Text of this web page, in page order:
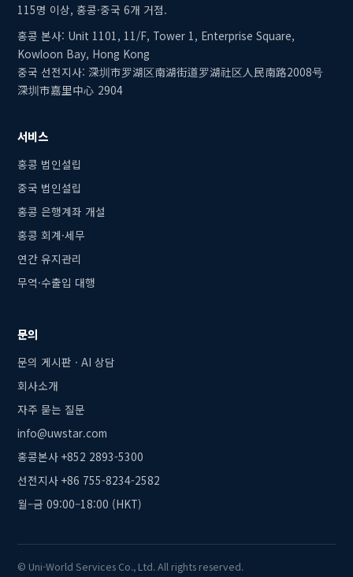
115명 이상, 홍콩·중국 6개 거점.
홍콩 본사: Unit 1101, 11/F, Tower 1, Enterprise Square,
Kowloon Bay, Hong Kong
중국 선전지사: 深圳市罗湖区南湖街道罗湖社区人民南路2008号
深圳市嘉里中心 2904
서비스
홍콩 법인설립
중국 법인설립
홍콩 은행계좌 개설
홍콩 회계·세무
연간 유지관리
무역·수출입 대행
문의
문의 게시판 · AI 상담
회사소개
자주 묻는 질문
info@uwstar.com
홍콩본사 +852 2893-5300
선전지사 +86 755-8234-2582
월–금 09:00–18:00 (HKT)
© Uni-World Services Co., Ltd. All rights reserved.